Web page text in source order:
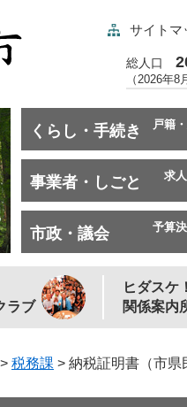
サイトマ
総人口
（2026年8
くらし・手続き
戸籍
事業者・しごと
求
市政・議会
予算
ラブ
ヒダスケ！
関係案内
> 税務課 > 納税証明書（市県